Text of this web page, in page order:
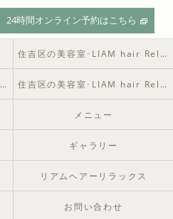
24時間オンライン予約はこちら
住吉区の美容室･LIAM hair Relaxの口コミ情報
住吉区の美容室･LIAM hair Relaxの評判 住吉区の美容室･LIAM hair Relaxのお客様の声
メニュー
ギャラリー
リアムヘアーリラックス
お問い合わせ